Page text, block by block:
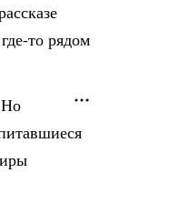
то рядом
Но